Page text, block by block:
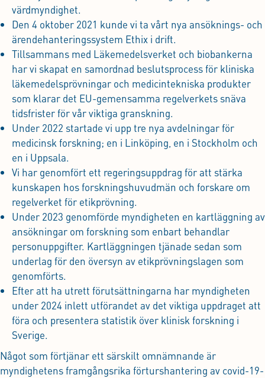
värdmyndighet.
Den 4 oktober 2021 kunde vi ta vårt nya ansöknings- och
ärendehanteringssystem Ethix i drift.
Tillsammans med Läkemedelsverket och biobankerna
har vi skapat en samordnad beslutsprocess för kliniska
läkemedelsprövningar och medicintekniska produkter
som klarar det EU-gemensamma regelverkets snäva
tidsfrister för vår viktiga granskning.
Under 2022 startade vi upp tre nya avdelningar för
medicinsk forskning; en i Linköping, en i Stockholm och
en i Uppsala.
Vi har genomfört ett regeringsuppdrag för att stärka
kunskapen hos forskningshuvudmän och forskare om
regelverket för etikprövning.
Under 2023 genomförde myndigheten en kartläggning av
ansökningar om forskning som enbart behandlar
personuppgifter. Kartläggningen tjänade sedan som
underlag för den översyn av etikprövningslagen som
genomförts.
Efter att ha utrett förutsättningarna har myndigheten
under 2024 inlett utförandet av det viktiga uppdraget att
föra och presentera statistik över klinisk forskning i
Sverige.
Något som förtjänar ett särskilt omnämnande är
myndighetens framgångsrika förturshantering av covid-19-